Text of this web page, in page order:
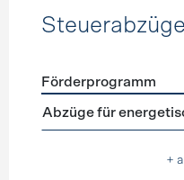
Steuerabzüge
Förderprogramme
Förderprogramm
Abzüge für
+